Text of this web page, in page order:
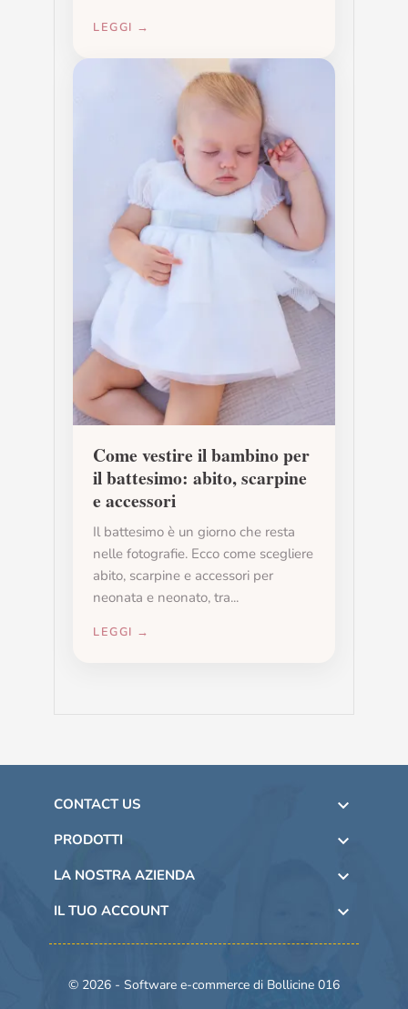
LEGGI →
Come vestire il bambino per
il battesimo: abito, scarpine
e accessori
Il battesimo è un giorno che resta
nelle fotografie. Ecco come scegliere
abito, scarpine e accessori per
neonata e neonato, tra...
LEGGI →
CONTACT US 
PRODOTTI 
LA NOSTRA AZIENDA 
IL TUO ACCOUNT 
© 2026 - Software e-commerce di Bollicine 016